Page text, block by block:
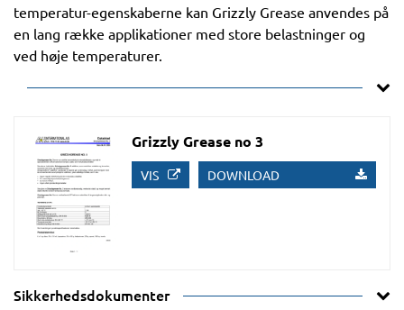
temperatur-egenskaberne kan Grizzly Grease anvendes på
en lang række applikationer med store belastninger og
ved høje temperaturer.
Grizzly Grease no 3
VIS DOWNLOAD
Sikkerhedsdokumenter